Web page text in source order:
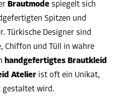
Brautmode spiegelt sich
Spitzen und
Türkische Designer sind
Chiffon und Tüll in wahre
handgefertigtes Brautkleid
Atelier ist oft ein Unikat,
gestaltet wird.